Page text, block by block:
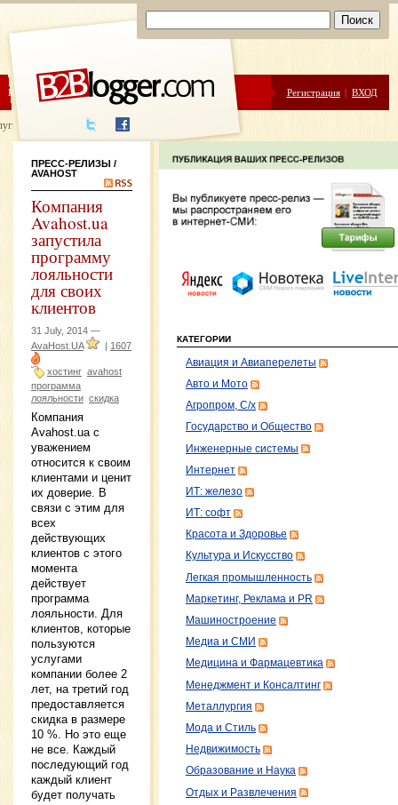
ЦЕНЫ ПОМОЩЬ Регистрация | ВХОД
написания
ПРЕСС-РЕЛИЗЫ /
AVAHOST
Компания
Avahost.ua
запустила
программу
лояльности
для своих
клиентов
31 July, 2014 —
AvaHost.UA
| 1607
хостинг avahost
программа
лояльности скидка
Компания
Avahost.ua с
уважением
относится к своим
клиентами и ценит
их доверие. В
связи с этим для
всех
действующих
клиентов с этого
момента
действует
программа
лояльности. Для
клиентов, которые
пользуются
услугами
компании более 2
лет, на третий год
предоставляется
скидка в размере
10 %. Но это еще
не все. Каждый
последующий год
каждый клиент
будет получать
КАТЕГОРИИ
Авиация и Авиаперелеты
Авто и Мото
Агропром, С/х
Государство и Общество
Инженерные системы
Интернет
ИТ: железо
ИТ: софт
Красота и Здоровье
Культура и Искусство
Легкая промышленность
Маркетинг, Реклама и PR
Машиностроение
Медиа и СМИ
Медицина и Фармацевтика
Менеджмент и Консалтинг
Металлургия
Мода и Стиль
Недвижимость
Образование и Наука
Отдых и Развлечения